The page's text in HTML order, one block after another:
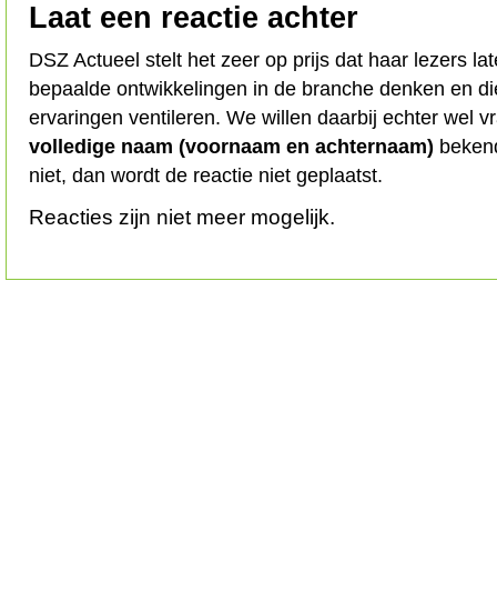
Laat een reactie achter
DSZ Actueel stelt het zeer op prijs dat haar lezers
bepaalde ontwikkelingen in de branche denken en
ervaringen ventileren. We willen daarbij echter wel
volledige naam (voornaam en achternaam)
niet, dan wordt de reactie niet geplaatst.
Reacties zijn niet meer mogelijk.